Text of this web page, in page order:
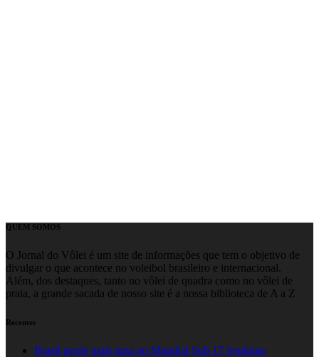
QUEM SOMOS
O Jornal do Vôlei é um site de informações que tem o objetivo de
divulgar o que acontece no voleibol brasileiro e internacional.
Além, dos destaques, tanto no vôlei de quadra como no vôlei de
praia, a grande sacada de nosso site é a nossa biblioteca de A a Z
Recentes
Brasil perde mais uma no Mundial Sub 17 feminino